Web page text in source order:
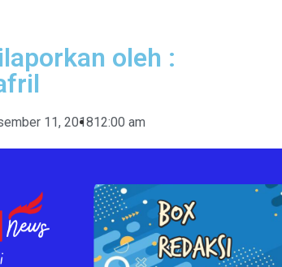
oleh :
11, 201812:00 am